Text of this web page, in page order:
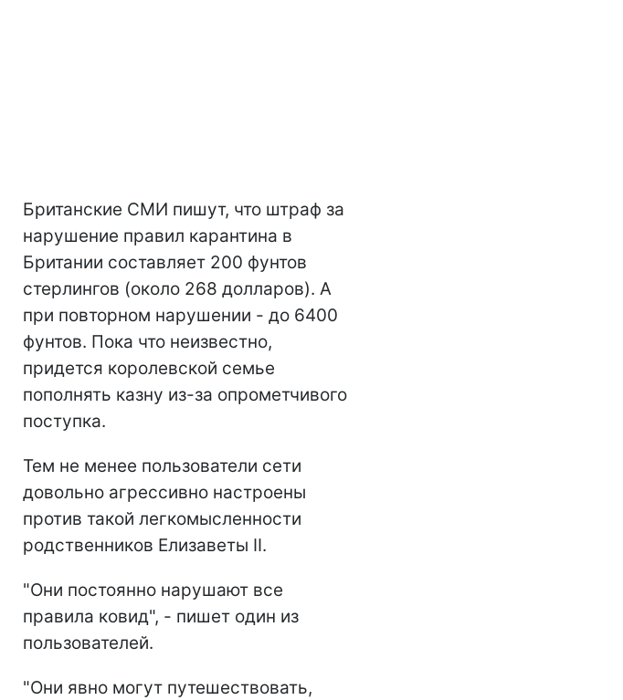
Британские СМИ пишут, что штраф за
нарушение правил карантина в
Британии составляет 200 фунтов
стерлингов (около 268 долларов). А
при повторном нарушении - до 6400
фунтов. Пока что неизвестно,
придется королевской семье
пополнять казну из-за опрометчивого
поступка.
Тем не менее пользователи сети
довольно агрессивно настроены
против такой легкомысленности
родственников Елизаветы II.
"Они постоянно нарушают все
правила ковид", - пишет один из
пользователей.
"Они явно могут путешествовать,